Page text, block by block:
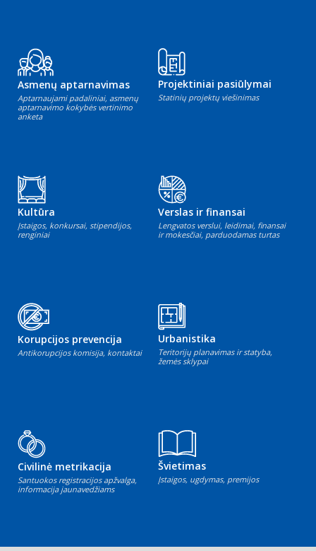
Asmenų aptarnavimas
Aptarnaujami padaliniai, asmenų
aptarnavimo kokybės vertinimo
anketa
Projektiniai pasiūlymai
Statinių projektų viešinimas
Kultūra
Įstaigos, konkursai, stipendijos,
renginiai
Verslas ir finansai
Lengvatos verslui, leidimai, finansai
ir mokesčiai, parduodamas turtas
Korupcijos prevencija
Antikorupcijos komisija, kontaktai
Urbanistika
Teritorijų planavimas ir statyba,
žemės sklypai
Civilinė metrikacija
Santuokos registracijos apžvalga,
informacija jaunavedžiams
Švietimas
Įstaigos, ugdymas, premijos